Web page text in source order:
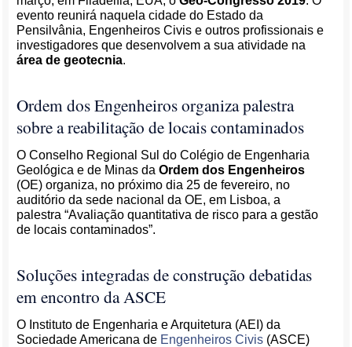
evento reunirá naquela cidade do Estado da
Pensilvânia, Engenheiros Civis e outros profissionais e
investigadores que desenvolvem a sua atividade na
área de geotecnia.
Ordem dos Engenheiros organiza palestra
sobre a reabilitação de locais contaminados
O Conselho Regional Sul do Colégio de Engenharia
Geológica e de Minas daOrdem dos Engenheiros
(OE) organiza, no próximo dia 25 de fevereiro, no
auditório da sede nacional da OE, em Lisboa, a
palestra “Avaliação quantitativa de risco para a gestão
de locais contaminados”.
Soluções integradas de construção debatidas
em encontro da ASCE
O Instituto de Engenharia e Arquitetura (AEI) da
Sociedade Americana de Engenheiros Civis (ASCE)